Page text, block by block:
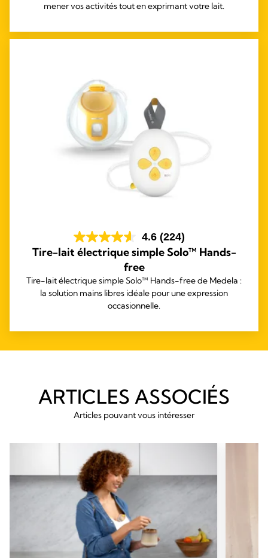
mener vos activités tout en exprimant votre lait.
4.6 (224)
Tire-lait électrique simple Solo™ Hands-
free
Tire-lait électrique simple Solo™ Hands-free de Medela :
la solution mains libres idéale pour une expression
occasionnelle.
ARTICLES ASSOCIÉS
Articles pouvant vous intéresser